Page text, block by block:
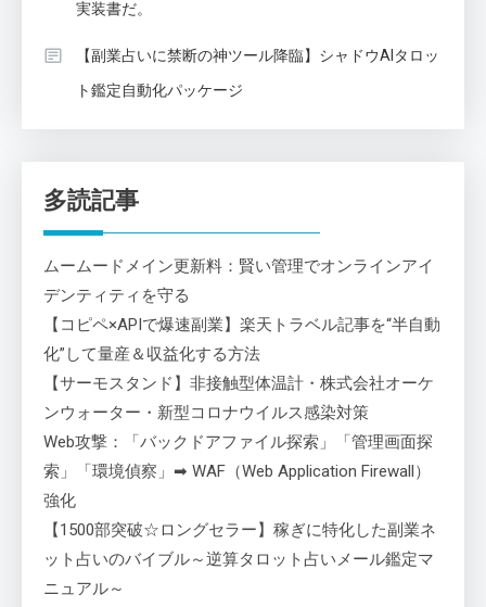
実装書だ。
【副業占いに禁断の神ツール降臨】シャドウAIタロッ
ト鑑定自動化パッケージ
多読記事
ムームードメイン更新料：賢い管理でオンラインアイ
デンティティを守る
【コピペ×APIで爆速副業】楽天トラベル記事を“半自動
化”して量産＆収益化する方法
【サーモスタンド】非接触型体温計・株式会社オーケ
ンウォーター・新型コロナウイルス感染対策
Web攻撃：「バックドアファイル探索」「管理画面探
索」「環境偵察」➡ WAF（Web Application Firewall）
強化
【1500部突破☆ロングセラー】稼ぎに特化した副業ネ
ット占いのバイブル～逆算タロット占いメール鑑定マ
ニュアル～